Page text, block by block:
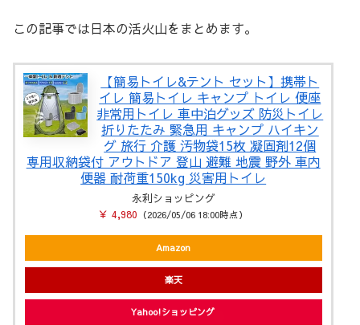
この記事では日本の活火山をまとめます。
【簡易トイレ&テント セット】携帯ト
イレ 簡易トイレ キャンプ トイレ 便座
非常用トイレ 車中泊グッズ 防災トイレ
折りたたみ 緊急用 キャンプ ハイキン
グ 旅行 介護 汚物袋15枚 凝固剤12個
専用収納袋付 アウトドア 登山 避難 地震 野外 車内
便器 耐荷重150kg 災害用トイレ
永利ショッピング
￥ 4,980 （2026/05/06 18:00時点）
Amazon
楽天
Yahoo!ショッピング